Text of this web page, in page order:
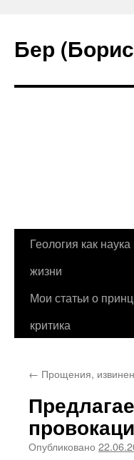
Бер
Перейти
содержимому
Геология как
жизни
Мои статьи о
критика
← Прощения,
Опубликовано